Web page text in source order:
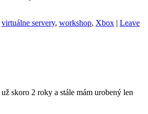
virtuálne servery, workshop, Xbox | Leave
skoro 2 roky a stále mám urobený len